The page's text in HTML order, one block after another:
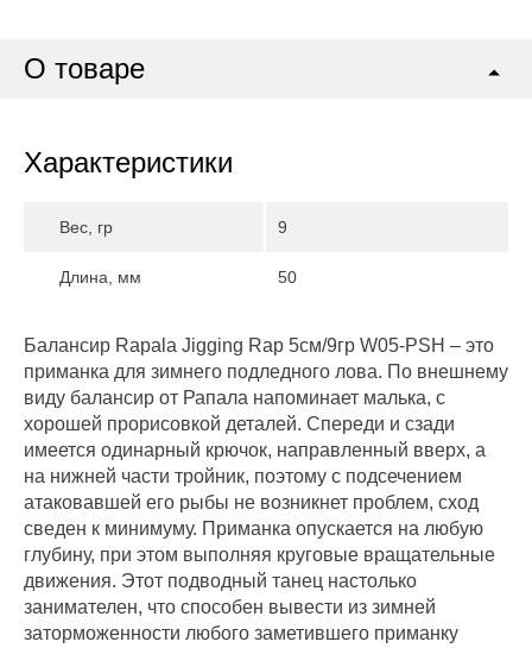
О товаре
Характеристики
Вес, гр 9
Длина, мм 50
Балансир Rapala Jigging Rap 5см/9гр W05-PSH – это
приманка для зимнего подледного лова. По внешнему
виду балансир от Рапала напоминает малька, с
хорошей прорисовкой деталей. Спереди и сзади
имеется одинарный крючок, направленный вверх, а
на нижней части тройник, поэтому с подсечением
атаковавшей его рыбы не возникнет проблем, сход
сведен к минимуму. Приманка опускается на любую
глубину, при этом выполняя круговые вращательные
движения. Этот подводный танец настолько
занимателен, что способен вывести из зимней
заторможенности любого заметившего приманку